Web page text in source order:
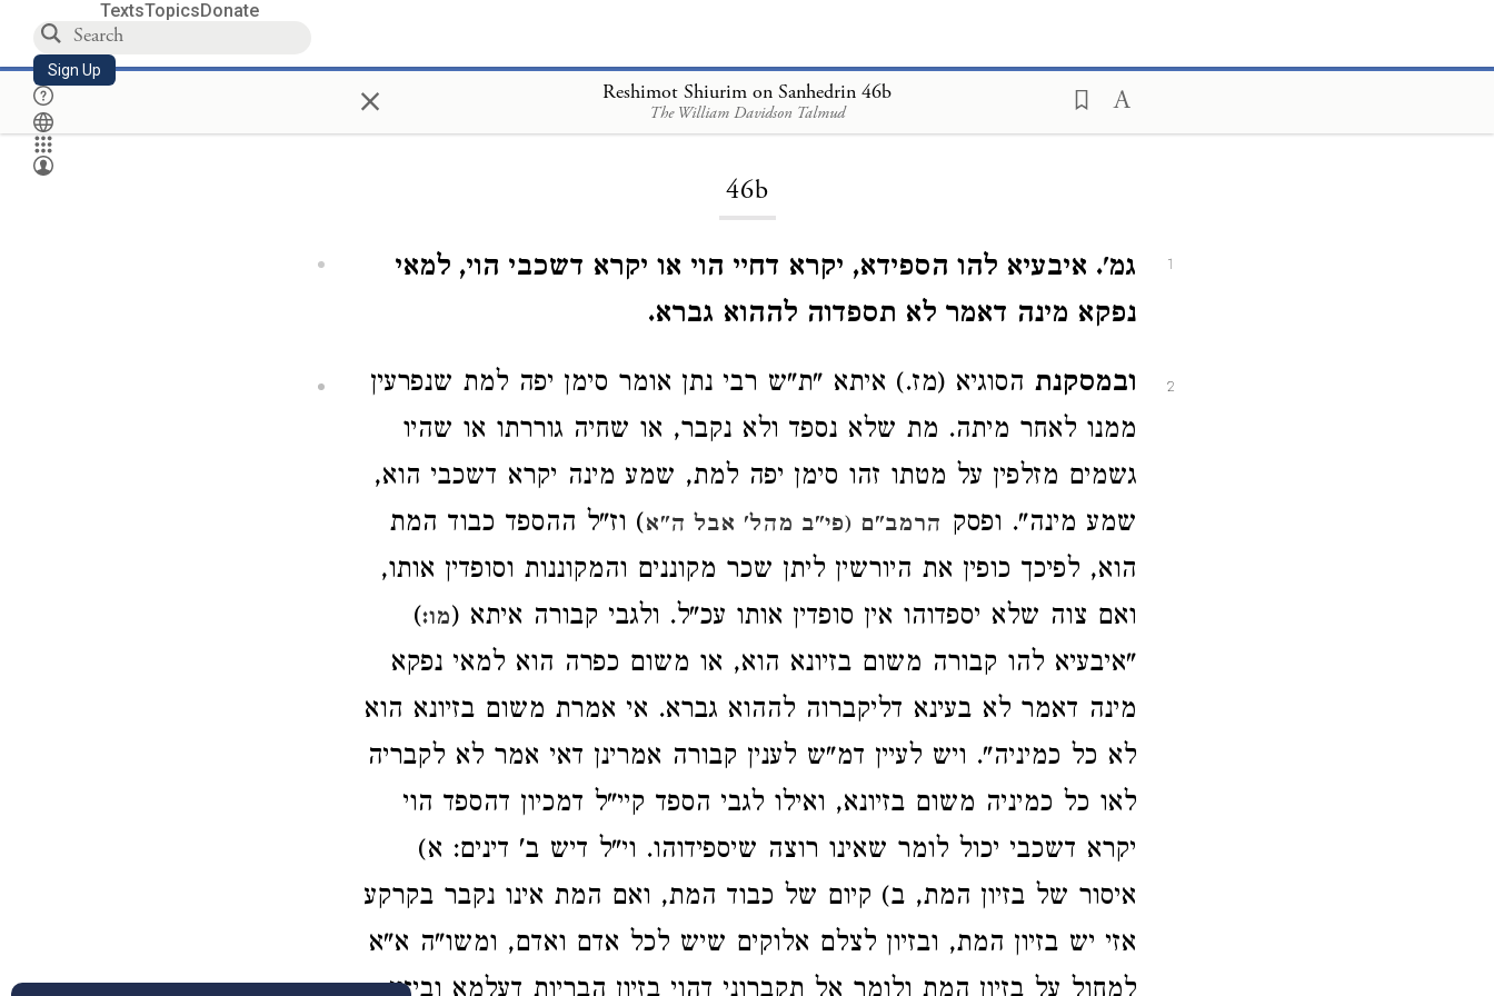
TextsTopicsDonate
Sign Up × Reshimot Shiurim on Sanhedrin 46b
The William Davidson Talmud
Loading...
46b
1
גמ'. איבעיא להו הספידא, יקרא דחיי הוי או יקרא דשכבי הוי, למאי
נפקא מינה דאמר לא תספדוה לההוא גברא.
2 ובמסקנת הסוגיא (מז.) איתא "ת"ש רבי נתן אומר סימן יפה למת שנפרעין
ממנו לאחר מיתה. מת שלא נספד ולא נקבר, או שחיה גוררתו או שהיו
גשמים מזלפין על מטתו זהו סימן יפה למת, שמע מינה יקרא דשכבי הוא,
שמע מינה". ופסק הרמב"ם (פי"ב מהל' אבל ה"א) וז"ל ההספד כבוד המת
הוא, לפיכך כופין את היורשין ליתן שכר מקוננים והמקוננות וסופדין אותו,
ואם צוה שלא יספדוהו אין סופדין אותו עכ"ל. ולגבי קבורה איתא (מו:)
"איבעיא להו קבורה משום בזיונא הוא, או משום כפרה הוא למאי נפקא
מינה דאמר לא בעינא דליקברוה לההוא גברא. אי אמרת משום בזיונא הוא
לא כל כמיניה". ויש לעיין דמ"ש לענין קבורה אמרינן דאי אמר לא לקבריה
לאו כל כמיניה משום בזיונא, ואילו לגבי הספד קיי"ל דמכיון דהספד הוי
יקרא דשכבי יכול לומר שאינו רוצה שיספידוהו. וי"ל דיש ב' דינים: א)
איסור של בזיון המת, ב) קיום של כבוד המת, ואם המת אינו נקבר בקרקע
אזי יש בזיון המת, ובזיון לצלם אלוקים שיש לכל אדם ואדם, ומשו"ה א"א